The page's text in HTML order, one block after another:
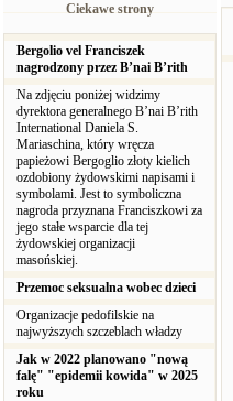
Ciekawe strony
Bergolio vel Franciszek
nagrodzony przez B’nai B’rith
Na zdjęciu poniżej widzimy
dyrektora generalnego B’nai B’rith
International Daniela S.
Mariaschina, który wręcza
papieżowi Bergoglio złoty kielich
ozdobiony żydowskimi napisami i
symbolami. Jest to symboliczna
nagroda przyznana Franciszkowi za
jego stałe wsparcie dla tej
żydowskiej organizacji
masońskiej.
Przemoc seksualna wobec dzieci
Organizacje pedofilskie na
najwyższych szczeblach władzy
Jak w 2022 planowano "nową
falę" "epidemii kowida" w 2025
roku